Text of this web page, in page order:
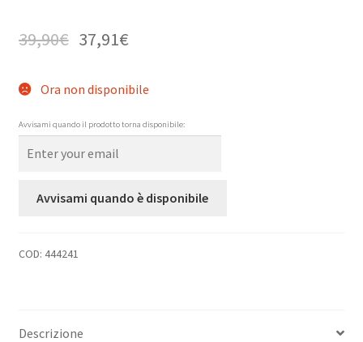
39,90€ 37,91€
Ora non disponibile
Avvisami quando il prodotto torna disponibile:
Avvisami quando è disponibile
COD: 444241
Descrizione